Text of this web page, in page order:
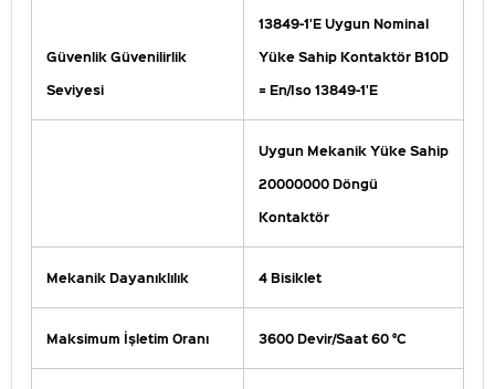
Güvenlik Güvenilirlik
Seviyesi
13849-1'E Uygun Nominal
Yüke Sahip Kontaktör B10D
= En/Iso 13849-1'E
Uygun Mekanik Yüke Sahip
20000000 Döngü
Kontaktör
Mekanik Dayanıklılık 4 Bisiklet
Maksimum İşletim Oranı 3600 Devir/Saat 60 °C